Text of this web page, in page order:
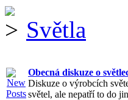
Světla
Obecná diskuze o
Diskuze o výrobcích
světel, ale nepatří to do